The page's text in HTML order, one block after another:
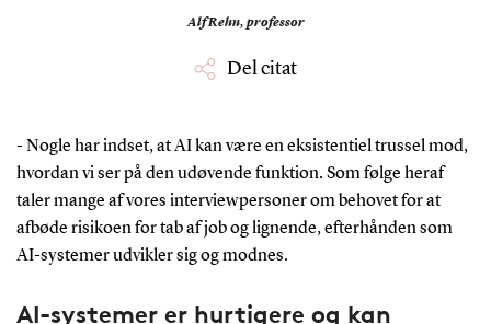
Alf Rehn, professor
Del citat
- Nogle har indset, at AI kan være en eksistentiel trussel mod,
hvordan vi ser på den udøvende funktion. Som følge heraf
taler mange af vores interviewpersoner om behovet for at
afbøde risikoen for tab af job og lignende, efterhånden som
AI-systemer udvikler sig og modnes.
AI-systemer er hurtigere og kan